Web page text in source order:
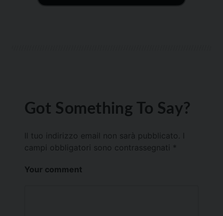
Got Something To Say?
Il tuo indirizzo email non sarà pubblicato.
campi obbligatori sono contrassegnati *
Your comment